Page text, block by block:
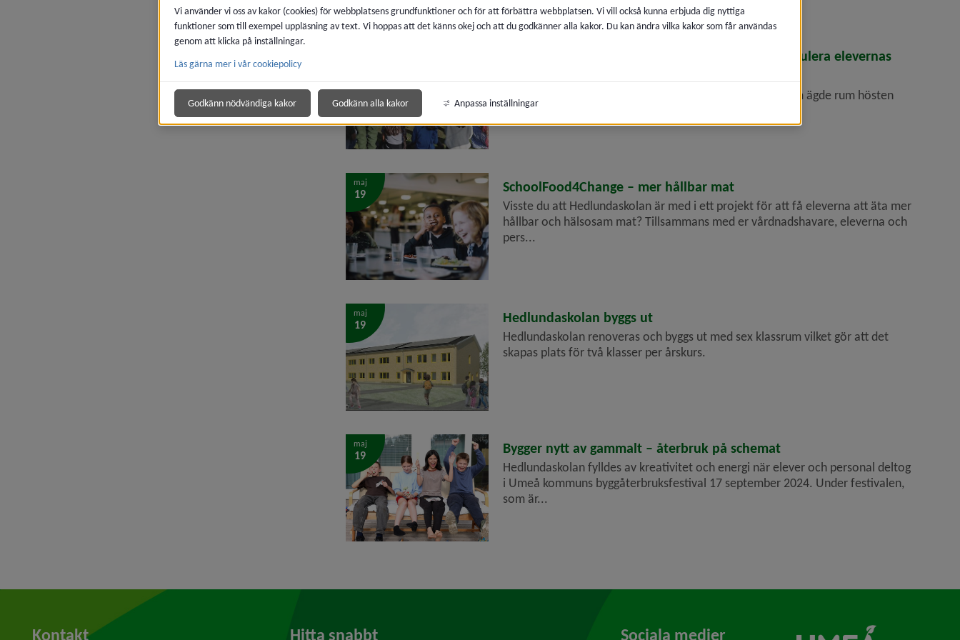
Skolan arbetar med hållbar utveckling för att stimulera elevernas
Se filmen från Hedlundaskolans byggåterbruksfestival som ägde rum hösten
2024 och blev startskottet inför ombyggnation av skolan.
maj
19
2026-05-19
SchoolFood4Change – mer hållbar mat
Visste du att Hedlundaskolan är med i ett projekt för att få eleverna att äta mer
hållbar och hälsosam mat? Tillsammans med er vårdnadshavare, eleverna och
pers...
maj
19
2026-05-19
Hedlundaskolan byggs ut
Hedlundaskolan renoveras och byggs ut med sex klassrum vilket gör att det
skapas plats för två klasser per årskurs.
maj
19
2026-05-19
Bygger nytt av gammalt – återbruk på schemat
Hedlundaskolan fylldes av kreativitet och energi när elever och personal deltog
i Umeå kommuns byggåterbruksfestival 17 september 2024. Under festivalen,
som är...
Kontakt Hitta snabbt Sociala medier
Vi använder vi oss av kakor (cookies) för webbplatsens grundfunktioner och för att förbättra webbplatsen. Vi vill också kunna erbjuda dig nyttiga
funktioner som till exempel uppläsning av text. Vi hoppas att det känns okej och att du godkänner alla kakor. Du kan ändra vilka kakor som får användas
genom att klicka på inställningar.
Läs gärna mer i vår cookiepolicy
Godkänn nödvändiga kakor Godkänn alla kakor Anpassa inställningar